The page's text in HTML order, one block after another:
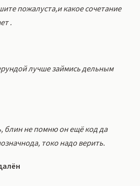
пожалуста,и какое сочетание
.
лучше займись дельным
блин не помню он ещё код да
токо надо верить.